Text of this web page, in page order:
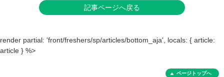
記事ページへ戻る
render partial: 'front/freshers/sp/articles/bottom_aja', locals: { article:
article } %>
ページトップへ